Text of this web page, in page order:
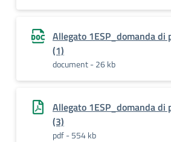
Allegato 1ESP_domanda di
(1)
document - 26 kb
Allegato 1ESP_domanda di
(3)
pdf - 554 kb